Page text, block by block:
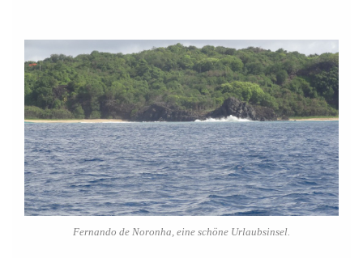
Fernando de Noronha, eine schöne Urlaubsinsel.